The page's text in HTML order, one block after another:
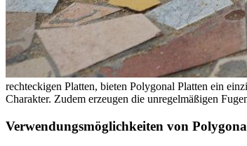
rechteckigen Platten, bieten Polygonal Platten ein
Charakter. Zudem erzeugen die unregelmäßigen
Verwendungsmöglichkeiten von